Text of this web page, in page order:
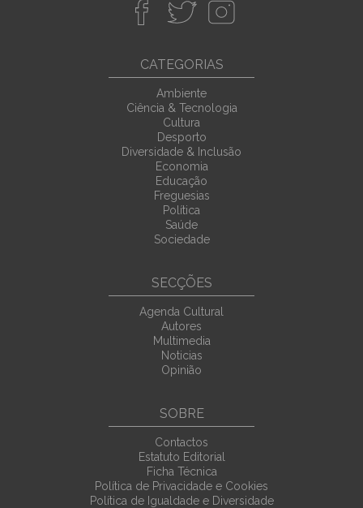
CATEGORIAS
Ambiente
Ciência & Tecnologia
Cultura
Desporto
Diversidade & Inclusão
Economia
Educação
Freguesias
Política
Saúde
Sociedade
SECÇÕES
Agenda Cultural
Autores
Multimedia
Noticias
Opinião
SOBRE
Contactos
Estatuto Editorial
Ficha Técnica
Política de Privacidade e Cookies
Política de Igualdade e Diversidade